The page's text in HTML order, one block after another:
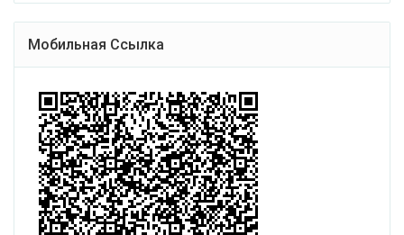
Мобильная Ссылка